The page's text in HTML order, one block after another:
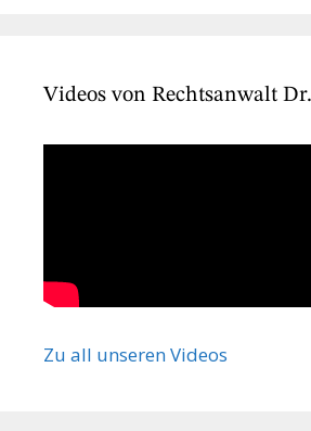
Videos von Rechtsanwalt
Zu all unseren Videos